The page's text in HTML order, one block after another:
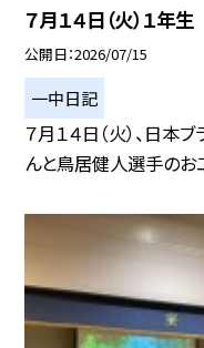
７月１４日（火）１年
公開日 2026/07/15
一中日記
７月１４日（火）、日
んと鳥居健人選手のお